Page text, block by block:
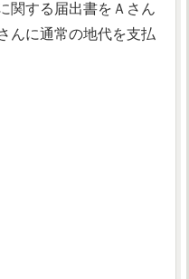
関する届出書をＡさん
んに通常の地代を支払